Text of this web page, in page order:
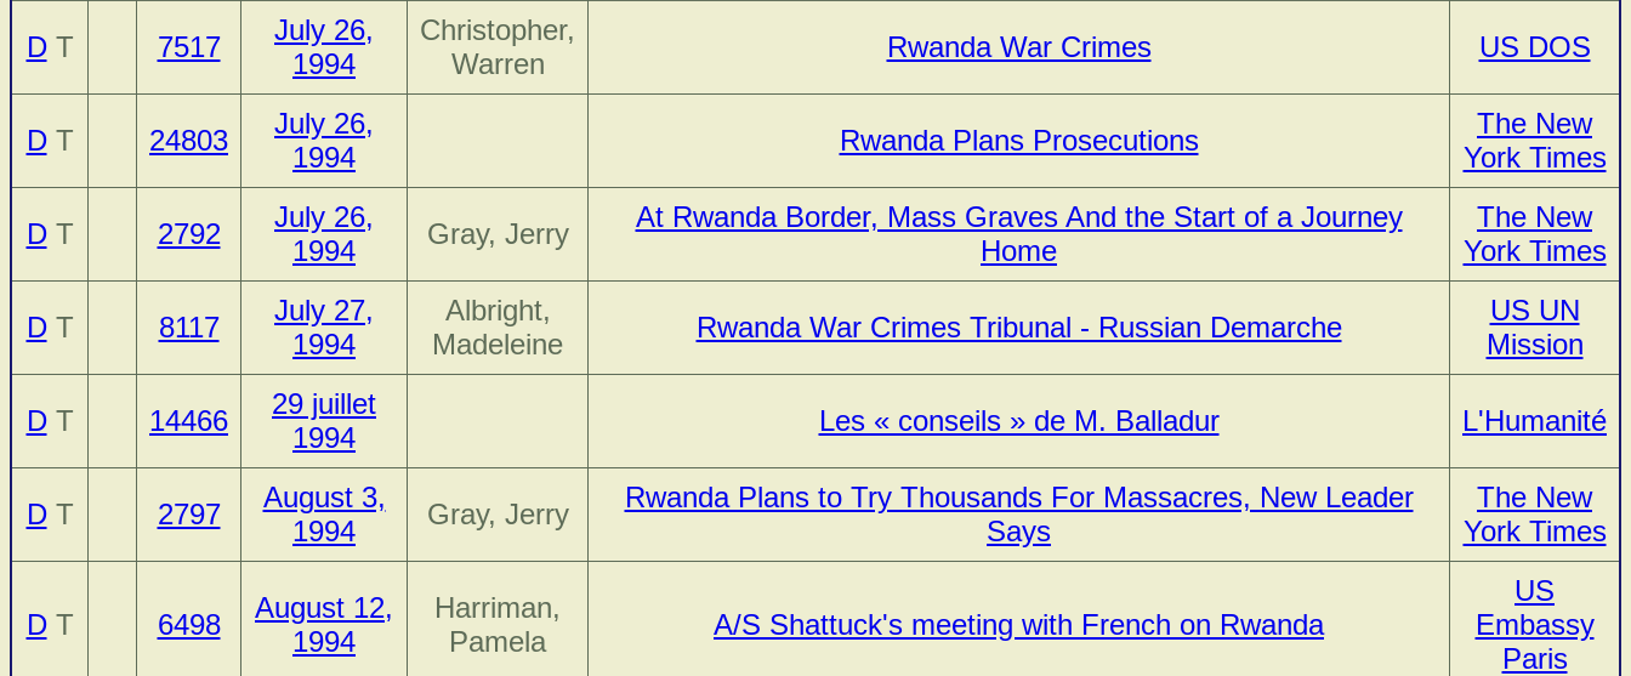
DT 7517
July 26,
1994
Christopher,
Warren
Rwanda War Crimes US DOS
DT 24803
July 26,
1994
Rwanda Plans Prosecutions
The New
York Times
DT 2792
July 26,
1994
Gray, Jerry
At Rwanda Border, Mass Graves And the Start of a Journey
Home
The New
York Times
DT 8117
July 27,
1994
Albright,
Madeleine
Rwanda War Crimes Tribunal - Russian Demarche
US UN
Mission
DT 14466
29 juillet
1994
Les « conseils » de M. Balladur L'Humanité
DT 2797
August 3,
1994
Gray, Jerry
Rwanda Plans to Try Thousands For Massacres, New Leader
Says
The New
York Times
DT 6498
August 12,
1994
Harriman,
Pamela
A/S Shattuck's meeting with French on Rwanda
US
Embassy
Paris